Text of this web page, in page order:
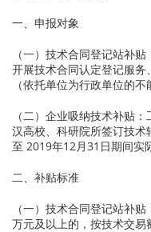
一、申报对象
（一）技术合同登记站补
开展技术合同认定登记服务
（依托单位为行政单位的不
（二）企业吸纳技术补贴
汉高校、科研院所签订技
至 2019年12月31日期间实
二、补贴标准
（一）技术合同登记站补
万元及以上的，按技术交易